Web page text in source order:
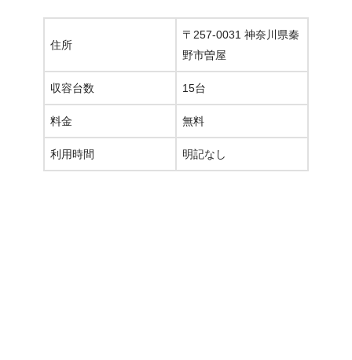
住所
〒257-0031 神奈川県秦
野市曽屋
収容台数 15台
料金 無料
利用時間 明記なし